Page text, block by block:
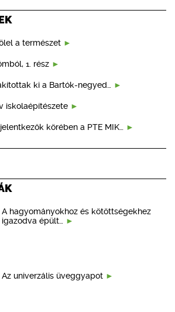
a természet
1. rész
ki a Bartók-negyed…
iskolaépítészete
körében a PTE MIK…
A hagyományokhoz és kötöttségekhez
igazodva épült…
Az univerzális üveggyapot